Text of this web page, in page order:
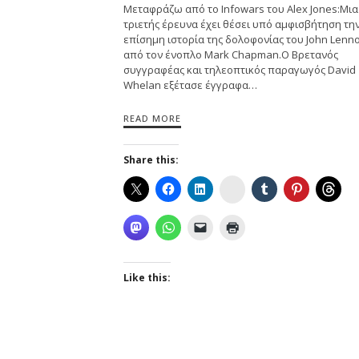
Μεταφράζω από το Infowars του Alex Jones:Μια
τριετής έρευνα έχει θέσει υπό αμφισβήτηση
επίσημη ιστορία της δολοφονίας του John
από τον ένοπλο Mark Chapman.Ο Βρετανός
συγγραφέας και τηλεοπτικός παραγωγός David
Whelan εξέτασε έγγραφα…
READ MORE
Share this:
Instagram
Like this: